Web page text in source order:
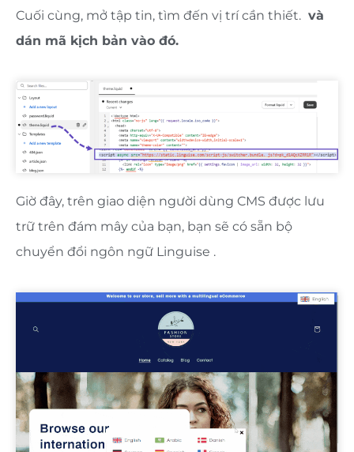
Cuối cùng, mở tập tin, tìm đến vị trí cần thiết. và
dán mã kịch bản vào đó.
Giờ đây, trên giao diện người dùng CMS được lưu
trữ trên đám mây của bạn, bạn sẽ có sẵn bộ
chuyển đổi ngôn ngữ Linguise .